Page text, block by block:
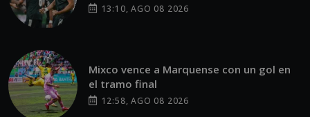
13:10, AGO 08 2026
Mixco vence a Marquense con un gol en
el tramo final
12:58, AGO 08 2026